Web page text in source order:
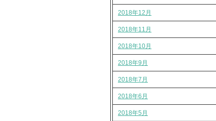
2018年12月
2018年11月
2018年10月
2018年9月
2018年7月
2018年6月
2018年5月